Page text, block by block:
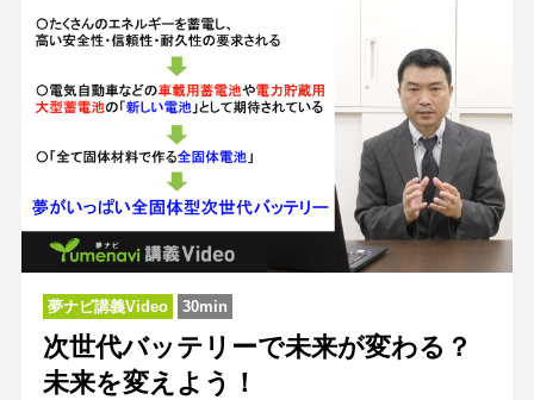
夢ナビ講義Video 30min
次世代バッテリーで未来が変わる？
未来を変えよう！